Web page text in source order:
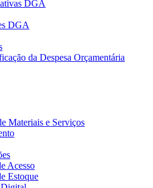
DGA
DGA
da Despesa Orçamentária
Materiais e Serviços
Acesso
Estoque